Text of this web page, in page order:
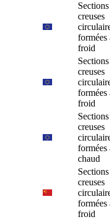
Sections
creuses
formées
froid
Sections
creuses
formées
froid
Sections
creuses
formées
chaud
Sections
creuses
formées
froid